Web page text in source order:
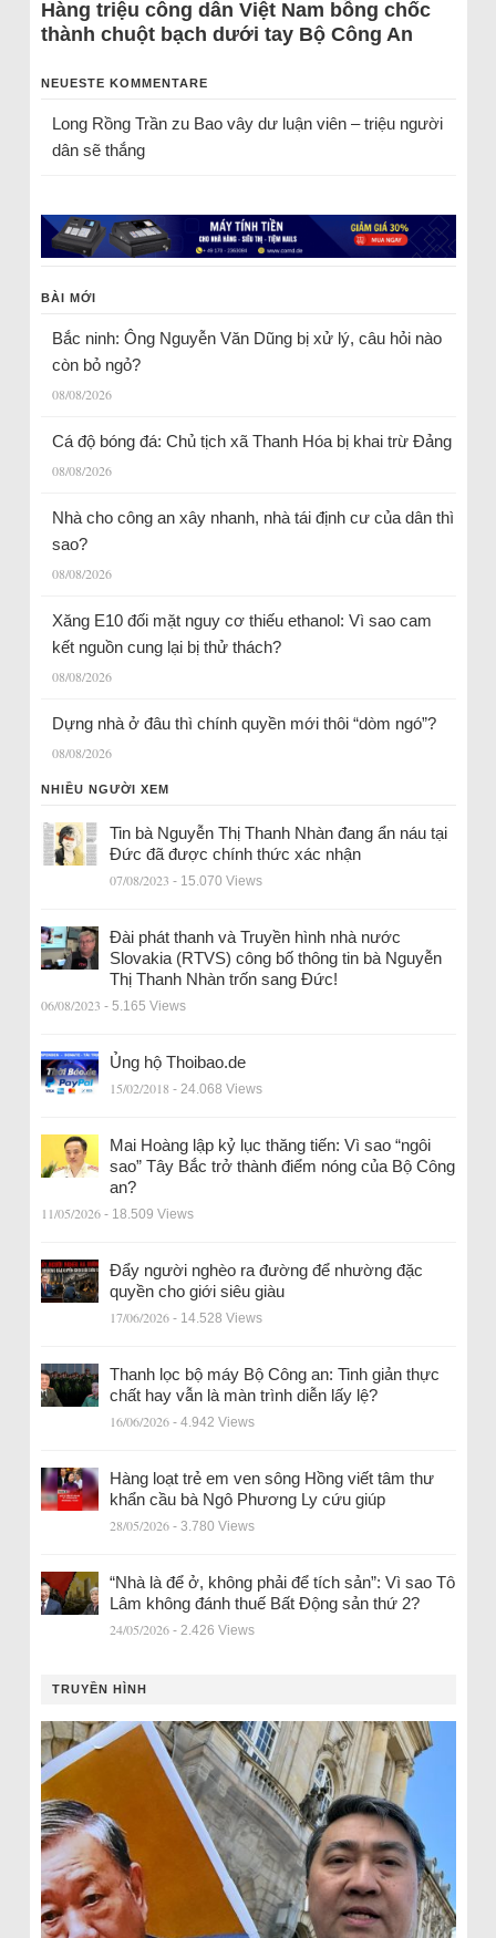
Hàng triệu công dân Việt Nam bỗng chốc
thành chuột bạch dưới tay Bộ Công An
NEUESTE KOMMENTARE
Long Rồng Trầnzu Bao vây dư luận viên – triệu người
dân sẽ thắng
BÀI MỚI
Bắc ninh: Ông Nguyễn Văn Dũng bị xử lý, câu hỏi nào
còn bỏ ngỏ?
08/08/2026
Cá độ bóng đá: Chủ tịch xã Thanh Hóa bị khai trừ Đảng
08/08/2026
Nhà cho công an xây nhanh, nhà tái định cư của dân thì
sao?
08/08/2026
Xăng E10 đối mặt nguy cơ thiếu ethanol: Vì sao cam
kết nguồn cung lại bị thử thách?
08/08/2026
Dựng nhà ở đâu thì chính quyền mới thôi “dòm ngó”?
08/08/2026
NHIỀU NGƯỜI XEM
Tin bà Nguyễn Thị Thanh Nhàn đang ẩn náu tại
Đức đã được chính thức xác nhận
07/08/2023 - 15.070 Views
Đài phát thanh và Truyền hình nhà nước
Slovakia (RTVS) công bố thông tin bà Nguyễn
Thị Thanh Nhàn trốn sang Đức!
06/08/2023 - 5.165 Views
Ủng hộ Thoibao.de
15/02/2018 - 24.068 Views
Mai Hoàng lập kỷ lục thăng tiến: Vì sao “ngôi
sao” Tây Bắc trở thành điểm nóng của Bộ Công
an?
11/05/2026 - 18.509 Views
Đẩy người nghèo ra đường để nhường đặc
quyền cho giới siêu giàu
17/06/2026 - 14.528 Views
Thanh lọc bộ máy Bộ Công an: Tinh giản thực
chất hay vẫn là màn trình diễn lấy lệ?
16/06/2026 - 4.942 Views
Hàng loạt trẻ em ven sông Hồng viết tâm thư
khẩn cầu bà Ngô Phương Ly cứu giúp
28/05/2026 - 3.780 Views
“Nhà là để ở, không phải để tích sản”: Vì sao Tô
Lâm không đánh thuế Bất Động sản thứ 2?
24/05/2026 - 2.426 Views
TRUYỀN HÌNH